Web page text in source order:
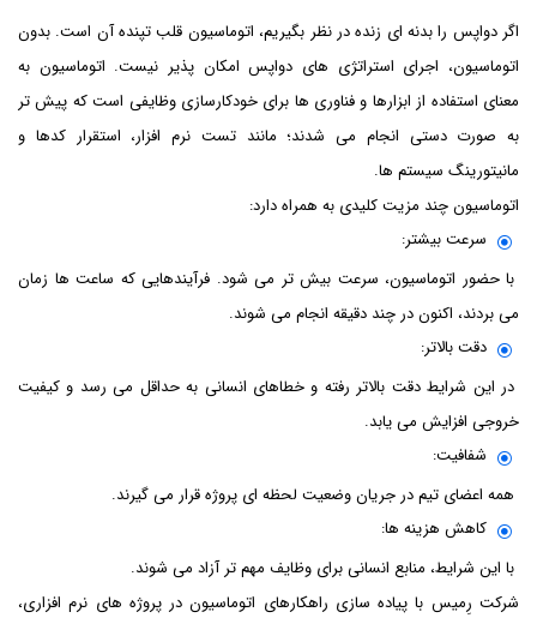
اگر دواپس را بدنه ای زنده در نظر بگیریم، اتوماسیون قلب تپنده آن است. بدون
اتوماسیون، اجرای استراتژی های دواپس امکان پذیر نیست. اتوماسیون به
معنای استفاده از ابزارها و فناوری ها برای خودکارسازی وظایفی است که پیش تر
به صورت دستی انجام می شدند؛ مانند تست نرم افزار، استقرار کدها و
مانیتورینگ سیستم ها.
اتوماسیون چند مزیت کلیدی به همراه دارد:
سرعت بیشتر:
با حضور اتوماسیون، سرعت بیش تر می شود. فرآیندهایی که ساعت ها زمان
می بردند، اکنون در چند دقیقه انجام می شوند.
دقت بالاتر:
در این شرایط دقت بالاتر رفته و خطاهای انسانی به حداقل می رسد و کیفیت
خروجی افزایش می یابد.
شفافیت:
همه اعضای تیم در جریان وضعیت لحظه ای پروژه قرار می گیرند.
کاهش هزینه ها:
با این شرایط، منابع انسانی برای وظایف مهم تر آزاد می شوند.
شرکت رِمیس با پیاده سازی راهکارهای اتوماسیون در پروژه های نرم افزاری،